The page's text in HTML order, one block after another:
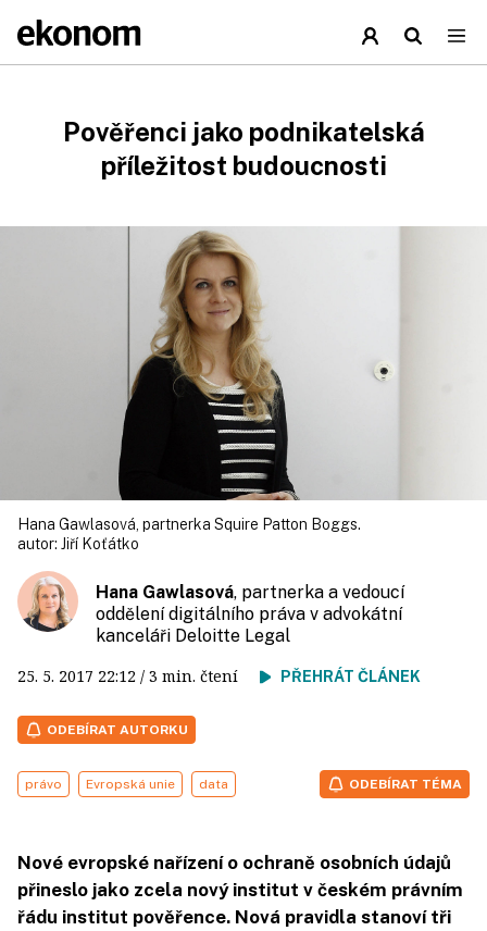
Pověřenci jako podnikatelská
příležitost budoucnosti
Hana Gawlasová, partnerka Squire Patton Boggs.
autor: Jiří Koťátko
Hana Gawlasová, partnerka a vedoucí
oddělení digitálního práva v advokátní
kanceláři Deloitte Legal
25. 5. 2017 22:12 / 3 min. čtení PŘEHRÁT ČLÁNEK
ODEBÍRAT AUTORKU
právo Evropská unie data ODEBÍRAT TÉMA
Nové evropské nařízení o ochraně osobních údajů
přineslo jako zcela nový institut v českém právním
řádu institut pověřence. Nová pravidla stanoví tři